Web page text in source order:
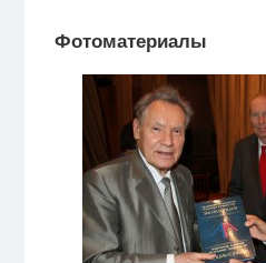
Фотоматериалы